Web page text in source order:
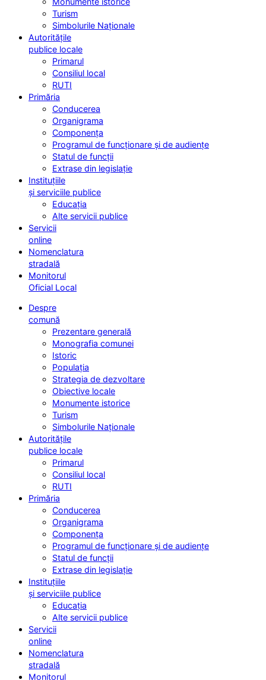
Turism
Simbolurile Naționale
Autoritățile
publice locale
Primarul
Consiliul local
RUTI
Primăria
Conducerea
Organigrama
Componența
Programul de funcționare și de audiențe
Statul de funcții
Extrase din legislație
Instituțiile
și serviciile publice
Educația
Alte servicii publice
Servicii
online
Nomenclatura
stradală
Monitorul
Oficial Local
Despre
comună
Prezentare generală
Monografia comunei
Istoric
Populația
Strategia de dezvoltare
Obiective locale
Monumente istorice
Turism
Simbolurile Naționale
Autoritățile
publice locale
Primarul
Consiliul local
RUTI
Primăria
Conducerea
Organigrama
Componența
Programul de funcționare și de audiențe
Statul de funcții
Extrase din legislație
Instituțiile
și serviciile publice
Educația
Alte servicii publice
Servicii
online
Nomenclatura
stradală
Monitorul